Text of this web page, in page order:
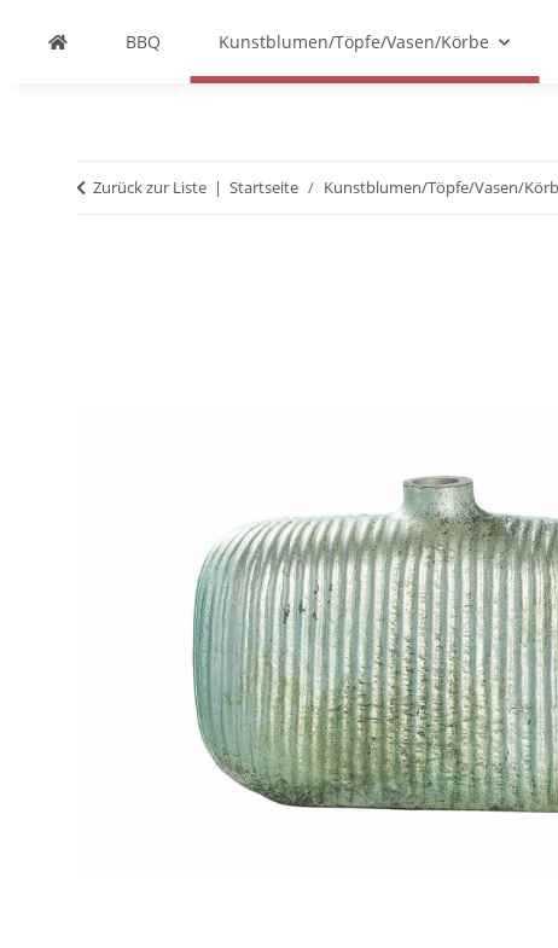
BBQ Kunstblumen/Töpfe/Vasen/Körbe
Zurück zur Liste Startseite Kunstblumen/Töpfe/Vasen/